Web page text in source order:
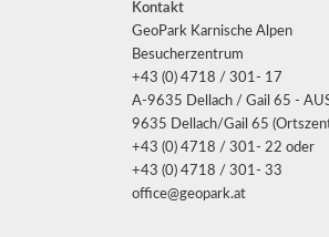
Kontakt
GeoPark Karnische Alpen
Besucherzentrum
+43 (0) 4718 / 301- 17
A-9635 Dellach / Gail 65 -
9635 Dellach/Gail 65
+43 (0) 4718 / 301- 22 oder
+43 (0) 4718 / 301- 33
office@geopark.at